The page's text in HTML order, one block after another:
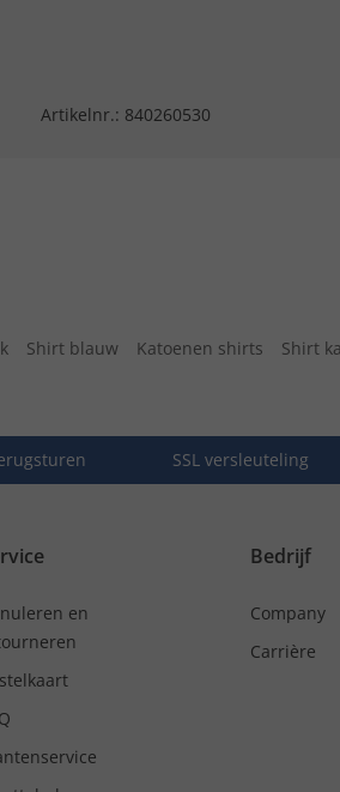
Artikelnr.: 840260530
Shirt blauw Katoenen shirts Shirt
SSL versleuteling
en
Bedrijf
Company
Carrière